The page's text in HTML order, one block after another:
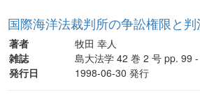
国際海洋法裁判所の争訟権限と判
著者
牧田 幸人
雑誌
島大法学 42 巻 2 号 pp. 99
発行日
1998-06-30 発行